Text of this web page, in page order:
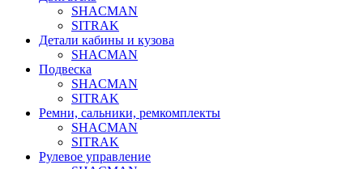
SHACMAN
SITRAK
Детали кабины и кузова
SHACMAN
Подвеска
SHACMAN
SITRAK
Ремни, сальники, ремкомплекты
SHACMAN
SITRAK
Рулевое управление